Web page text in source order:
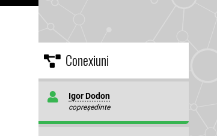
Conexiuni
Igor Dodon
copreședinte